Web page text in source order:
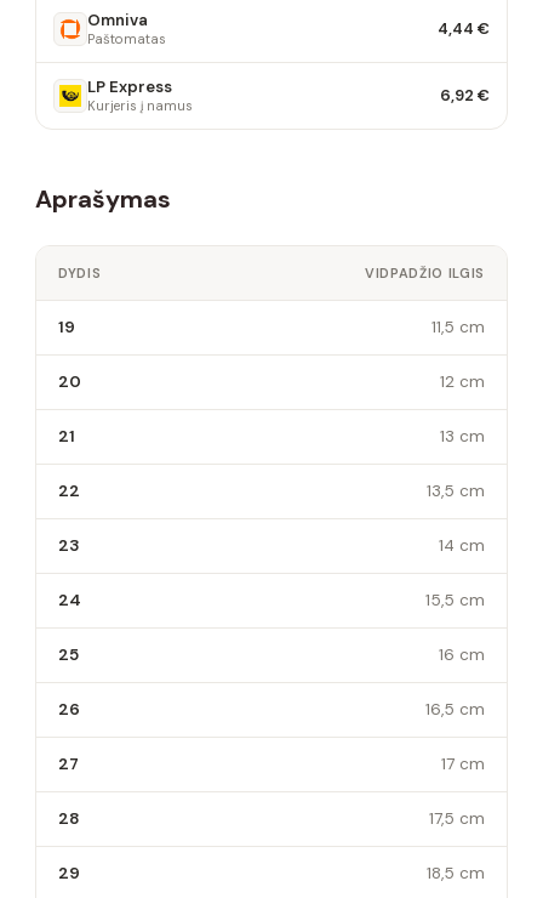
Omniva
Paštomatas 4,44 €
LP Express
Kurjeris į namus 6,92 €
Aprašymas
DYDIS VIDPADŽIO ILGIS
19 11,5 cm
20 12 cm
21 13 cm
22 13,5 cm
23 14 cm
24 15,5 cm
25 16 cm
26 16,5 cm
27 17 cm
28 17,5 cm
29 18,5 cm